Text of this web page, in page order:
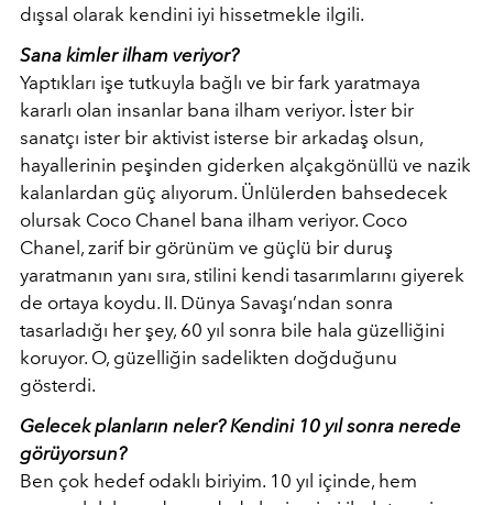
dışsal olarak kendini iyi hissetmekle ilgili.
Sana kimler ilham veriyor?
Yaptıkları işe tutkuyla bağlı ve bir fark yaratmaya
kararlı olan insanlar bana ilham veriyor. İster bir
sanatçı ister bir aktivist isterse bir arkadaş olsun,
hayallerinin peşinden giderken alçakgönüllü ve nazik
kalanlardan güç alıyorum. Ünlülerden bahsedecek
olursak Coco Chanel bana ilham veriyor. Coco
Chanel, zarif bir görünüm ve güçlü bir duruş
yaratmanın yanı sıra, stilini kendi tasarımlarını giyerek
de ortaya koydu. II. Dünya Savaşı’ndan sonra
tasarladığı her şey, 60 yıl sonra bile hala güzelliğini
koruyor. O, güzelliğin sadelikten doğduğunu
gösterdi.
Gelecek planların neler? Kendini 10 yıl sonra nerede
görüyorsun?
Ben çok hedef odaklı biriyim. 10 yıl içinde, hem